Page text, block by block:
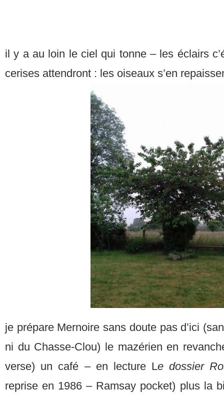
il y a au loin le ciel qui tonne – les éclairs
cerises attendront : les oiseaux s’en
je prépare Mernoire sans doute pas d’ici
ni du Chasse-Clou) le mazérien en
verse) un café – en lecture Le dossier
reprise en 1986 – Ramsay pocket) plus la